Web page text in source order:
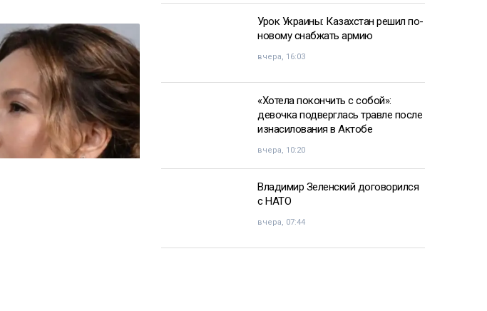
Урок Украины: Казахстан решил по-
новому снабжать армию
вчера, 16:03
«Хотела покончить с собой»:
девочка подверглась травле после
изнасилования в Актобе
вчера, 10:20
Владимир Зеленский договорился
с НАТО
вчера, 07:44